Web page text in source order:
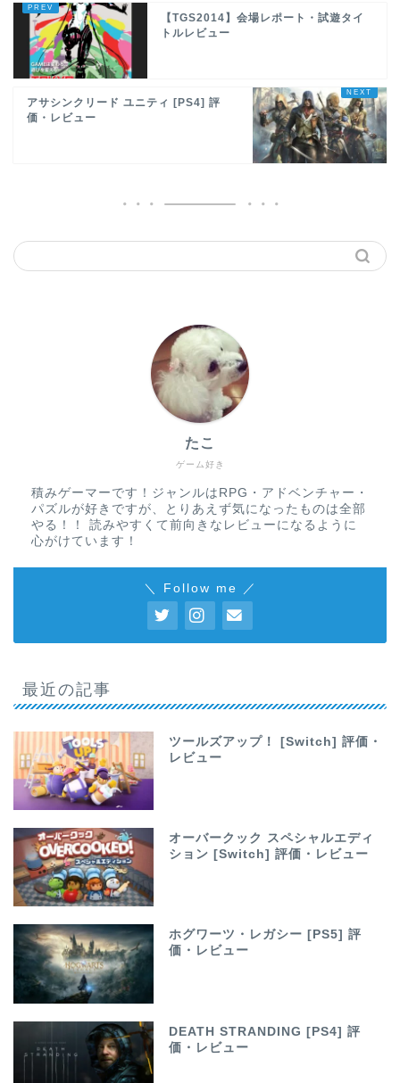
【TGS2014】会場レポート・試遊タイ
トルレビュー
アサシンクリード ユニティ [PS4] 評
価・レビュー
ゲーム好き
たこ
積みゲーマーです！ジャンルはRPG・アドベンチャー・
パズルが好きですが、とりあえず気になったものは全部
やる！！ 読みやすくて前向きなレビューになるように
心がけています！
＼ Follow me ／
最近の記事
ツールズアップ！ [Switch] 評価・
レビュー
オーバークック スペシャルエディ
ション [Switch] 評価・レビュー
ホグワーツ・レガシー [PS5] 評
価・レビュー
DEATH STRANDING [PS4] 評
価・レビュー